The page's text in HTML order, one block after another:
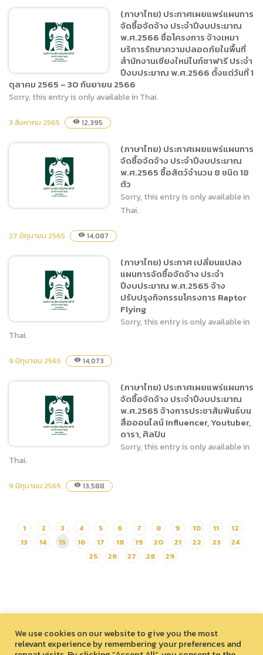
ปีงบประมาณ พ.ศ.2566 ชื่อ
โครงการ จ้างเหมาบริการ
รักษาความสะอาดในพื้นที่
สำนักงานเชียงใหม่ไนท์ซาฟารี
ประจำปีงบประมาณ
พ.ศ.2566 ตั้งแต่วันที่ 1
ตุลาคม 2565 – 30 กันยายน
2566
(ภาษาไทย) ประกาศเผยแพร่
แผนการจัดซื้อจัดจ้าง ประจำ
ปีงบประมาณ พ.ศ.2566 ชื่อ
โครงการ จ้างเหมาบริการ
รักษาความปลอดภัยในพื้นที่
สำนักงานเชียงใหม่ไนท์ซาฟารี
ประจำปีงบประมาณ
พ.ศ.2566 ตั้งแต่วันที่ 1
2566
(ภาษาไทย) ประกาศเผยแพร่แผนการ
จัดซื้อจัดจ้าง ประจำปีงบประมาณ
พ.ศ.2566 ชื่อโครงการ จ้างเหมา
บริการรักษาความปลอดภัยในพื้นที่
สำนักงานเชียงใหม่ไนท์ซาฟารี ประจำ
ปีงบประมาณ พ.ศ.2566 ตั้งแต่วันที่ 1
ตุลาคม 2565 – 30 กันยายน 2566
Sorry, this entry is only available in Thai.
3 สิงหาคม 2565 visibility 12,395
แผนการจัดซื้อจัดจ้าง ประจำ
ปีงบประมาณ พ.ศ.2565 ซื้อ
สัตว์จำนวน 8 ชนิด 18 ตัว
(ภาษาไทย) ประกาศเผยแพร่แผนการ
จัดซื้อจัดจ้าง ประจำปีงบประมาณ
พ.ศ.2565 ซื้อสัตว์จำนวน 8 ชนิด 18
ตัว
Sorry, this entry is only available in
Thai.
27 มิถุนายน 2565 visibility 14,087
(ภาษาไทย) ประกาศ
พ.ศ.2565 จ้างปรับปรุง
กิจกรรมโครงการ Raptor
(ภาษาไทย) ประกาศ เปลี่ยนแปลง
แผนการจัดซื้อจัดจ้าง ประจำ
ปีงบประมาณ พ.ศ.2565 จ้าง
ปรับปรุงกิจกรรมโครงการ Raptor
Flying
Sorry, this entry is only available in
Thai.
9 มิถุนายน 2565 visibility 14,073
(ภาษาไทย) ประกาศเผยแพร่
การประชาสัมพันธ์บนสื่อ
ออนไลน์ Influencer,
(ภาษาไทย) ประกาศเผยแพร่แผนการ
จัดซื้อจัดจ้าง ประจำปีงบประมาณ
พ.ศ.2565 จ้างการประชาสัมพันธ์บน
สื่อออนไลน์ Influencer, Youtuber,
ดารา, ศิลปิน
Sorry, this entry is only available in
Thai.
9 มิถุนายน 2565 visibility 13,588
1 2 3 4 5 6 7 8 9 10 11
12
13
14 15 16 17 18 19 20 21 22 23
24
25
26 27 28 29
We use cookies on our website to give you the most
relevant experience by remembering your preferences and